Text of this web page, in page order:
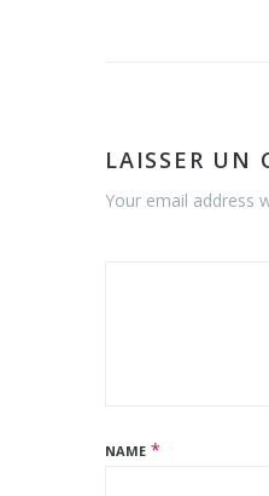
LAISSER UN
Your email address
NAME *